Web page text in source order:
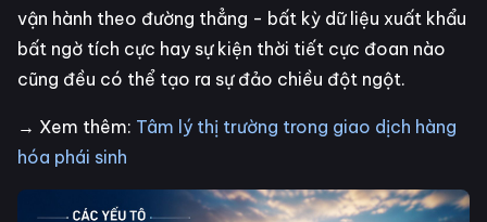
vận hành theo đường thẳng - bất kỳ dữ liệu xuất khẩu
bất ngờ tích cực hay sự kiện thời tiết cực đoan nào
cũng đều có thể tạo ra sự đảo chiều đột ngột.
→ Xem thêm: Tâm lý thị trường trong giao dịch hàng
hóa phái sinh